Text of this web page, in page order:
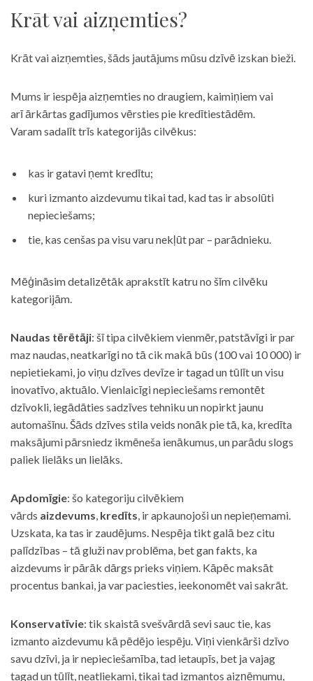
Krāt vai aizņemties?
Krāt vai aizņemties, šāds jautājums mūsu dzīvē izskan bieži.
Mums ir iespēja aizņemties no draugiem, kaimiņiem vai
arī ārkārtas gadījumos vērsties pie kredītiestādēm.
Varam sadalīt trīs kategorijās cilvēkus:
kas ir gatavi ņemt kredītu;
kuri izmanto aizdevumu tikai tad, kad tas ir absolūti
nepieciešams;
tie, kas cenšas pa visu varu nekļūt par – parādnieku.
Mēģināsim detalizētāk aprakstīt katru no šīm cilvēku
kategorijām.
Naudas tērētāji: šī tipa cilvēkiem vienmēr, patstāvīgi ir par
maz naudas, neatkarīgi no tā cik makā būs (100 vai 10 000) ir
nepietiekami, jo viņu dzīves devīze ir tagad un tūlīt un visu
inovatīvo, aktuālo. Vienlaicīgi nepieciešams remontēt
dzīvokli, iegādāties sadzīves tehniku un nopirkt jaunu
automašīnu. Šāds dzīves stila veids nonāk pie tā, ka, kredīta
maksājumi pārsniedz ikmēneša ienākumus, un parādu slogs
paliek lielāks un lielāks.
Apdomīgie: šo kategoriju cilvēkiem
vārds aizdevums, kredīts, ir apkaunojoši un nepieņemami.
Uzskata, ka tas ir zaudējums. Nespēja tikt galā bez citu
palīdzības – tā gluži nav problēma, bet gan fakts, ka
aizdevums ir pārāk dārgs prieks viņiem. Kāpēc maksāt
procentus bankai, ja var paciesties, ieekonomēt vai sakrāt.
Konservatīvie: tik skaistā svešvārdā sevi sauc tie, kas
izmanto aizdevumu kā pēdējo iespēju. Viņi vienkārši dzīvo
savu dzīvi, ja ir nepieciešamība, tad ietaupīs, bet ja vajag
tagad un tūlīt, neatliekami, tikai tad izmantos aizņēmumu,